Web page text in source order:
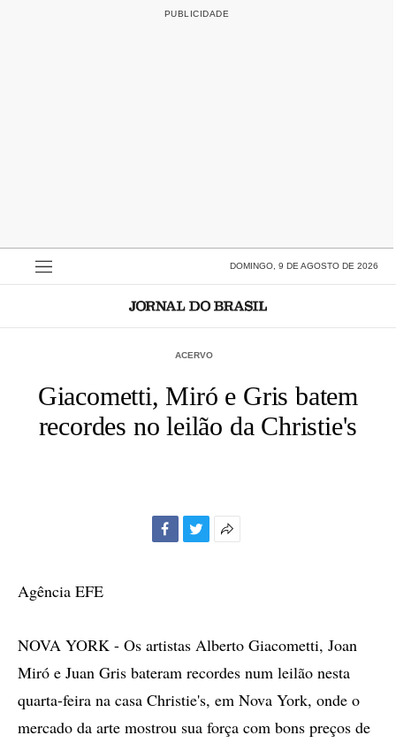
DOMINGO, 9 DE AGOSTO DE 2026
ACERVO
Giacometti, Miró e Gris batem
recordes no leilão da Christie's
Agência EFE
NOVA YORK - Os artistas Alberto Giacometti, Joan
Miró e Juan Gris bateram recordes num leilão nesta
quarta-feira na casa Christie's, em Nova York, onde o
mercado da arte mostrou sua força com bons preços de